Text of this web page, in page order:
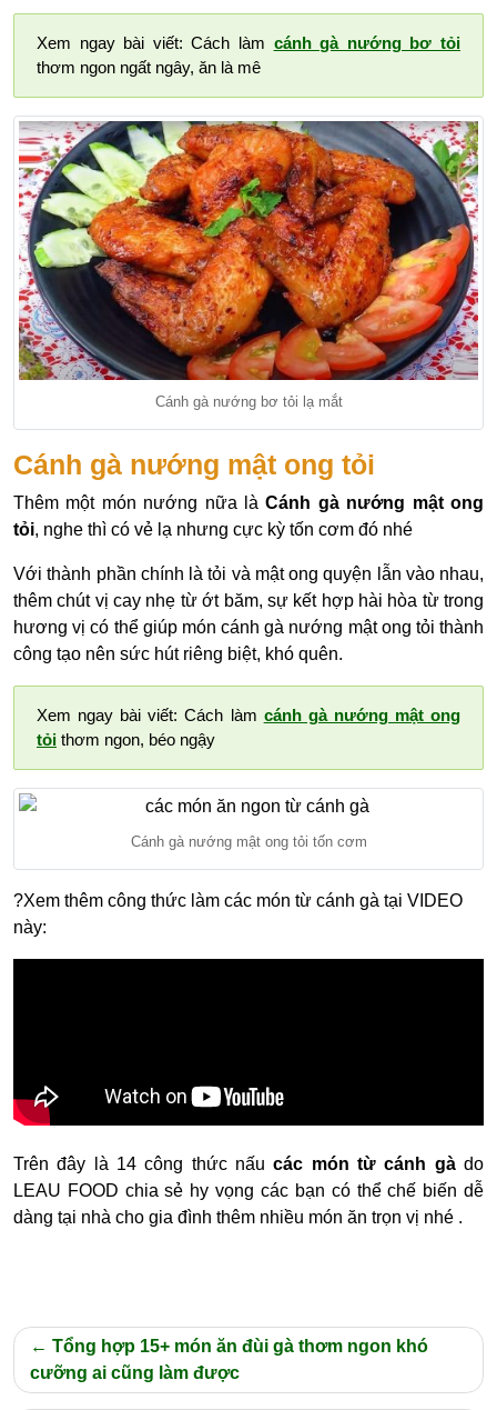
Xem ngay bài viết: Cách làm cánh gà nướng bơ tỏi
thơm ngon ngất ngây, ăn là mê
Cánh gà nướng bơ tỏi lạ mắt
Cánh gà nướng mật ong tỏi
Thêm một món nướng nữa làCánh gà nướng mật ong
tỏi, nghe thì có vẻ lạ nhưng cực kỳ tốn cơm đó nhé
Với thành phần chính là tỏi và mật ong quyện lẫn vào nhau,
thêm chút vị cay nhẹ từ ớt băm, sự kết hợp hài hòa từ trong
hương vị có thể giúp món cánh gà nướng mật ong tỏi thành
công tạo nên sức hút riêng biệt, khó quên.
Xem ngay bài viết: Cách làm cánh gà nướng mật ong
tỏi thơm ngon, béo ngậy
Cánh gà nướng mật ong tỏi tốn cơm
?Xem thêm công thức làm các món từ cánh gà tại VIDEO
này:
Trên đây là 14 công thức nấucác món từ cánh gàdo
LEAU FOOD chia sẻ hy vọng các bạn có thể chế biến dễ
dàng tại nhà cho gia đình thêm nhiều món ăn trọn vị nhé .
Điều
hướng
Tổng hợp 15+ món ăn đùi gà thơm ngon khó
cưỡng ai cũng làm được